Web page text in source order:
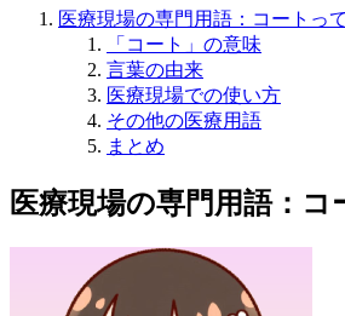
医療現場の専門用語：コートっ
「コート」の意味
言葉の由来
医療現場での使い方
その他の医療用語
まとめ
医療現場の専門用語：コ